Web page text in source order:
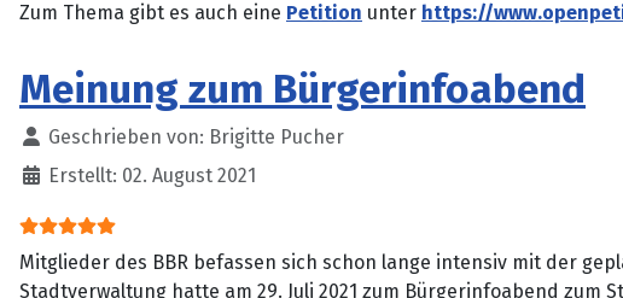
Zum Thema gibt es auch eine Petition unter https://
Meinung zum Bürgerinfoabend
Details
Geschrieben von: Brigitte Pucher
Erstellt: 02. August 2021
Bewertung:
Mitglieder des BBR befassen sich schon lange intensiv mit der
Stadtverwaltung hatte am 29. Juli 2021 zum Bürgerinfoabend zum